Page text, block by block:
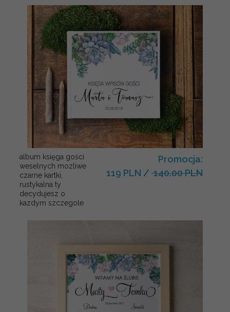
album księga gości
weselnych mozliwe
czarne kartki,
rustykalna ty
decydujesz o
kazdym szczegole
Promocja:
119 PLN / 140.00 PLN